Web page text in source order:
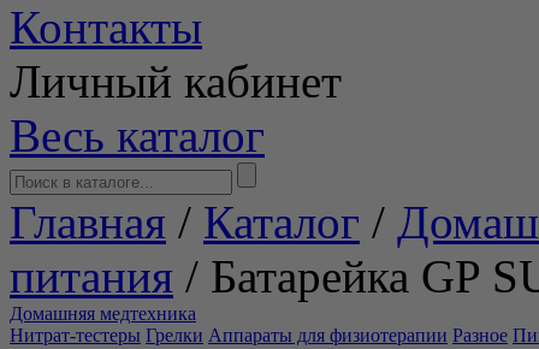
Контакты
Личный кабинет
Весь каталог
Главная / Каталог /
питания / Батарейка GP
Домашняя медтехника
Нитрат-тестеры Грелки Аппараты для физиотерапии Разное